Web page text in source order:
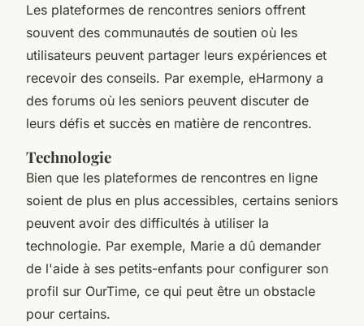
Les plateformes de rencontres seniors offrent
souvent des communautés de soutien où les
utilisateurs peuvent partager leurs expériences et
recevoir des conseils. Par exemple, eHarmony a
des forums où les seniors peuvent discuter de
leurs défis et succès en matière de rencontres.
Technologie
Bien que les plateformes de rencontres en ligne
soient de plus en plus accessibles, certains seniors
peuvent avoir des difficultés à utiliser la
technologie. Par exemple, Marie a dû demander
de l'aide à ses petits-enfants pour configurer son
profil sur OurTime, ce qui peut être un obstacle
pour certains.